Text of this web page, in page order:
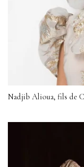
Nadjib Alioua, fils de